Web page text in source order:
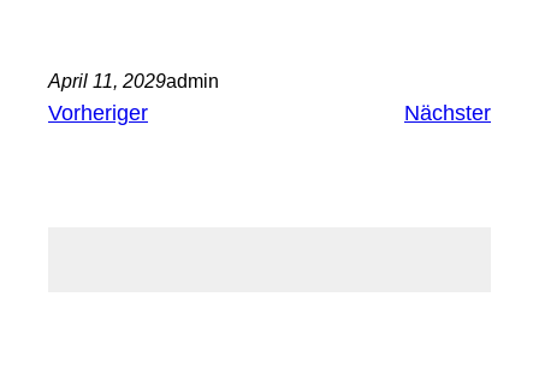
April 11, 2029admin
Vorheriger Nächster